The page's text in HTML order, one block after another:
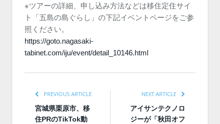
※ツアーの詳細、申し込み方法などは移住定住サイ
ト「五島の島ぐらし」の下記イベントページをご参
照ください。
https://goto.nagasaki-
tabinet.com/iju/event/detail_10146.html
PREVIOUS ARTICLE
宮城県栗原市、移
住PRのTikTok動
NEXT ARTICLE
アイサンテクノロ
ジーが「秋田オフ